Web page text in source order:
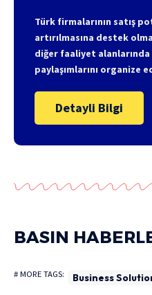
Türk firmalarının satış
artırılmasına destek
diğer faaliyet
paylaşımlarını organize
Detayli Bilgi
BASIN
# MORE TAGS: Business